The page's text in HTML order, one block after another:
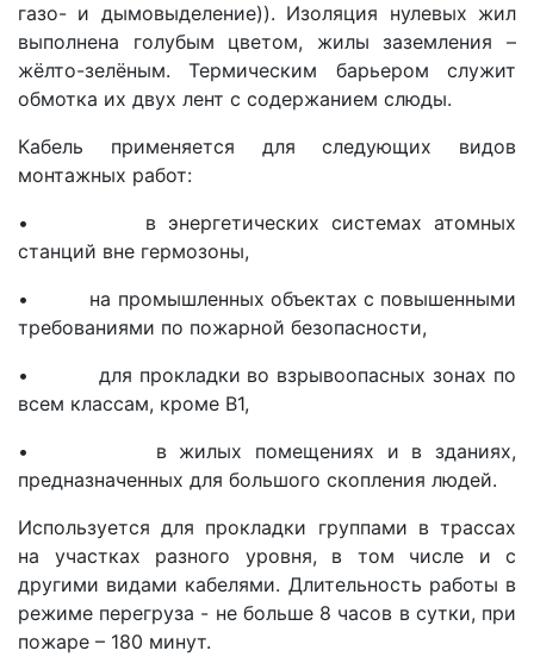
газо- и дымовыделение)). Изоляция нулевых жил
выполнена голубым цветом, жилы заземления –
жёлто-зелёным. Термическим барьером служит
обмотка их двух лент с содержанием слюды.
Кабель применяется для следующих видов
монтажных работ:
• в энергетических системах атомных
станций вне гермозоны,
• на промышленных объектах с повышенными
требованиями по пожарной безопасности,
• для прокладки во взрывоопасных зонах по
всем классам, кроме В1,
• в жилых помещениях и в зданиях,
предназначенных для большого скопления людей.
Используется для прокладки группами в трассах
на участках разного уровня, в том числе и с
другими видами кабелями. Длительность работы в
режиме перегруза - не больше 8 часов в сутки, при
пожаре – 180 минут.